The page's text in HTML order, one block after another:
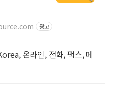
광고
온라인, 전화, 팩스, 메